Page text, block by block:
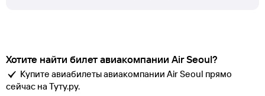
Хотите найти билет авиакомпании Air Seoul?
Купите авиабилеты авиакомпании Air Seoul прямо
сейчас на Туту.ру.